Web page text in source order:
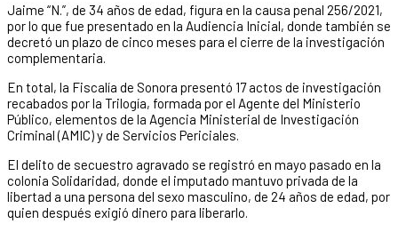
Jaime “N.”, de 34 años de edad, figura en la causa penal 256/2021,
por lo que fue presentado en la Audiencia Inicial, donde también se
decretó un plazo de cinco meses para el cierre de la investigación
complementaria.
En total, la Fiscalía de Sonora presentó 17 actos de investigación
recabados por la Trilogía, formada por el Agente del Ministerio
Público, elementos de la Agencia Ministerial de Investigación
Criminal (AMIC) y de Servicios Periciales.
El delito de secuestro agravado se registró en mayo pasado en la
colonia Solidaridad, donde el imputado mantuvo privada de la
libertad a una persona del sexo masculino, de 24 años de edad, por
quien después exigió dinero para liberarlo.